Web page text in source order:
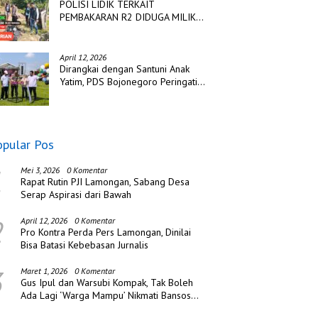
POLISI LIDIK TERKAIT
PEMBAKARAN R2 DIDUGA MILIK
April 12, 2026
Dirangkai dengan Santuni Anak
Yatim, PDS Bojonegoro Peringati
Pos
Mei 3, 2026 0 Komentar
Rapat Rutin PJI Lamongan, Sabang Desa
Serap Aspirasi dari Bawah
April 12, 2026 0 Komentar
Pro Kontra Perda Pers Lamongan, Dinilai
Bisa Batasi Kebebasan Jurnalis
Maret 1, 2026 0 Komentar
Gus Ipul dan Warsubi Kompak, Tak Boleh
Ada Lagi ‘Warga Mampu’ Nikmati Bansos